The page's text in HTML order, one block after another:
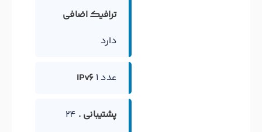
ترافیک اضافی
دارد
IPv6 1 عدد
پشتیبانی . 24